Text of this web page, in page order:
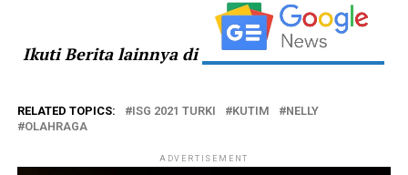
Ikuti Berita lainnya di
RELATED TOPICS: ISG 2021 TURKI KUTIM
NELLY
OLAHRAGA
ADVERTISEMENT